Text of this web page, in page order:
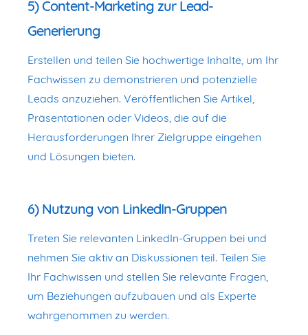
5) Content-Marketing zur Lead-
Generierung
Erstellen und teilen Sie hochwertige Inhalte, um Ihr
Fachwissen zu demonstrieren und potenzielle
Leads anzuziehen. Veröffentlichen Sie Artikel,
Präsentationen oder Videos, die auf die
Herausforderungen Ihrer Zielgruppe eingehen
und Lösungen bieten.
6) Nutzung von LinkedIn-Gruppen
Treten Sie relevanten LinkedIn-Gruppen bei und
nehmen Sie aktiv an Diskussionen teil. Teilen Sie
Ihr Fachwissen und stellen Sie relevante Fragen,
um Beziehungen aufzubauen und als Experte
wahrgenommen zu werden.